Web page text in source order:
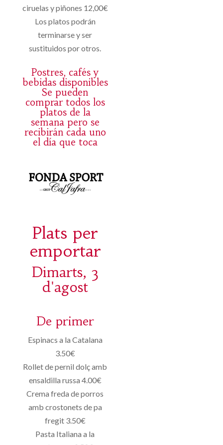
ciruelas y piñones 12,00€
Los platos podrán
terminarse y ser
sustituidos por otros.
Postres, cafés y
bebidas disponibles
Se pueden
comprar todos los
platos de la
semana pero se
recibirán cada uno
el día que toca
Plats per
emportar
Dimarts, 3
d'agost
De primer
Espinacs a la Catalana
3.50€
Rollet de pernil dolç amb
ensaldilla russa 4.00€
Crema freda de porros
amb crostonets de pa
fregit 3.50€
Pasta Italiana a la